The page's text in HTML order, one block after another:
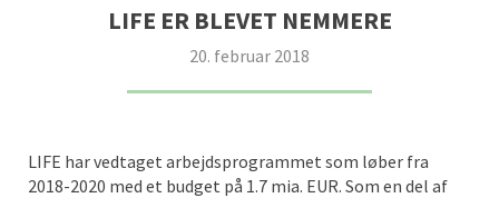
LIFE ER BLEVET NEMMERE
20. februar 2018
LIFE har vedtaget arbejdsprogrammet som løber fra
2018-2020 med et budget på 1.7 mia. EUR. Som en del af